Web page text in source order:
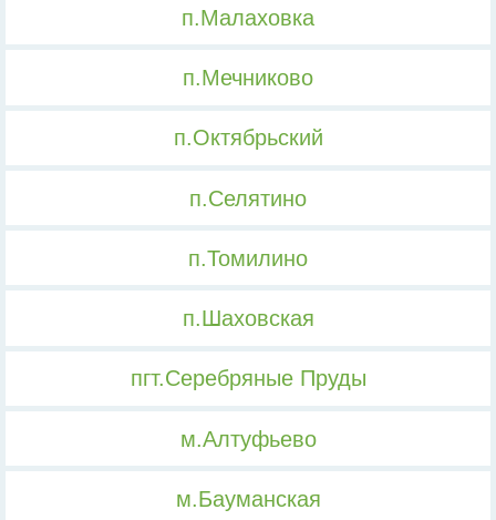
п.Малаховка
п.Мечниково
п.Октябрьский
п.Селятино
п.Томилино
п.Шаховская
пгт.Серебряные Пруды
м.Алтуфьево
м.Бауманская